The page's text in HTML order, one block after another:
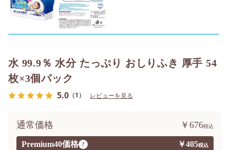
水 99.9％ 水分 たっぷり おしりふき 厚手 54
枚×3個パック
5.0 （1） レビューを見る
Premium40価格 ? ￥405
通常価格 ￥676